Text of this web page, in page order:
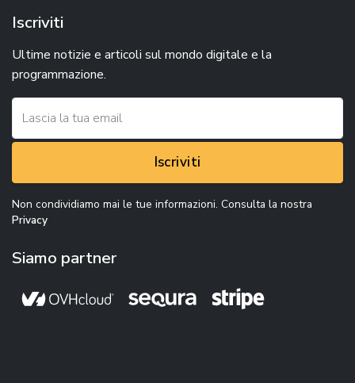
Iscriviti
Ultime notizie e articoli sul mondo digitale e la
programmazione.
Iscriviti
Non condividiamo mai le tue informazioni. Consulta la nostra
Privacy
Siamo partner